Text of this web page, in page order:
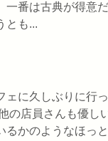
番は古典が得意
とも...
に久しぶりに行
の店員さんも優し
かのようなほっ